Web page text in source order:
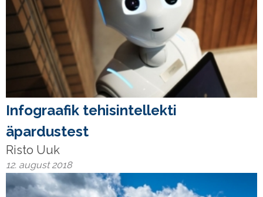
Infograafik tehisintellekti
äpardustest
Risto Uuk
12. august 2018